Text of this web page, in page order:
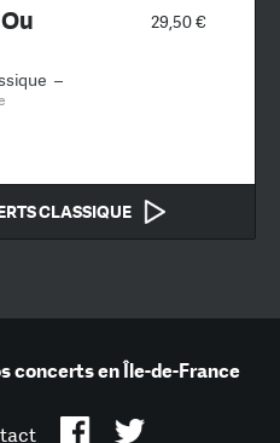
29,50 €
–
CLASSIQUE
concerts en Île-de-France